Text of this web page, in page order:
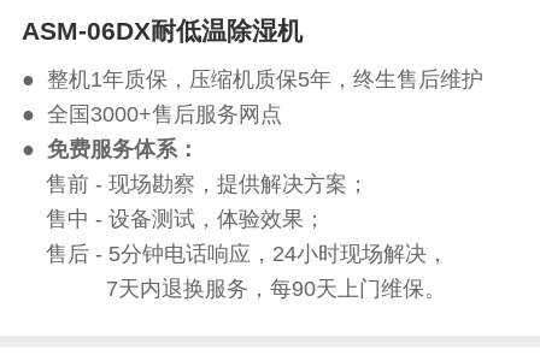
ASM-06DX耐低温除湿机
● 整机1年质保，压缩机质保5年，终生售后维护
● 全国3000+售后服务网点
● 免费服务体系：
售前 - 现场勘察，提供解决方案；
售中 - 设备测试，体验效果；
售后 - 5分钟电话响应，24小时现场解决，
7天内退换服务，每90天上门维保。